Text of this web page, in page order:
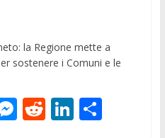
la Regione mette a
sostenere i Comuni e le
M R Li C